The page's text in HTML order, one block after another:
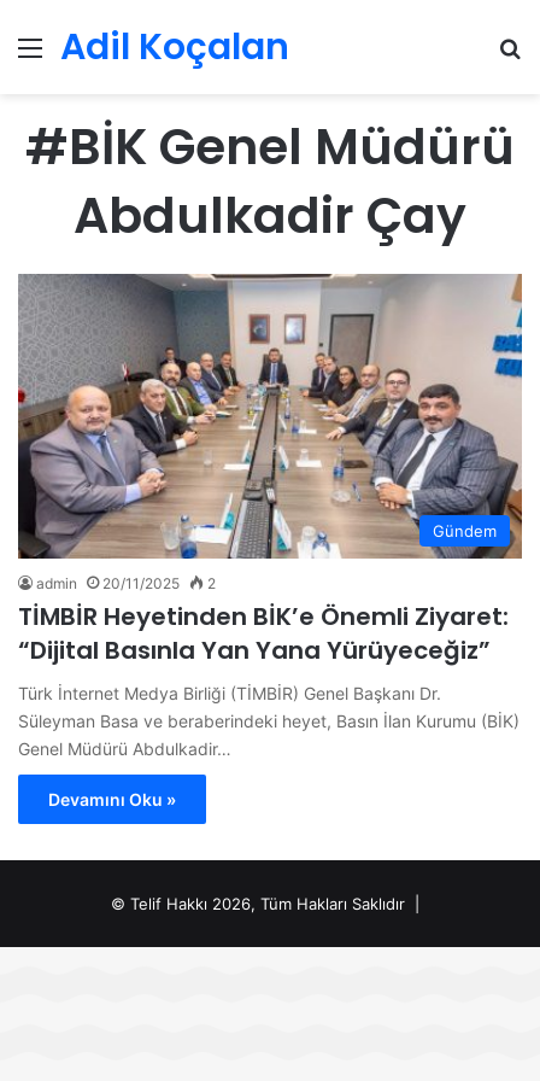
Menü
Adil Koçalan
#BİK Genel Müdürü
Abdulkadir Çay
Gündem
admin 20/11/2025 2
TİMBİR Heyetinden BİK’e Önemli Ziyaret:
“Dijital Basınla Yan Yana Yürüyeceğiz”
Türk İnternet Medya Birliği (TİMBİR) Genel Başkanı Dr.
Süleyman Basa ve beraberindeki heyet, Basın İlan Kurumu (BİK)
Genel Müdürü Abdulkadir…
Devamını Oku »
© Telif Hakkı 2026, Tüm Hakları Saklıdır |